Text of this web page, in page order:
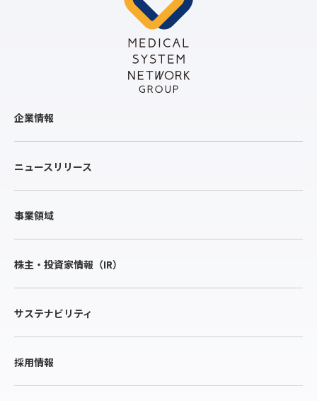
企業情報
ニュースリリース
事業領域
株主・投資家情報（IR）
サステナビリティ
採用情報